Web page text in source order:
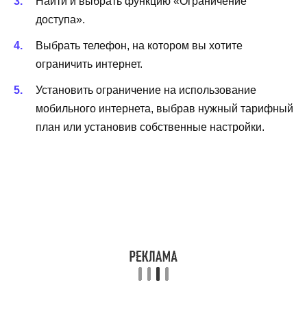
доступа».
Выбрать телефон, на котором вы хотите
ограничить интернет.
Установить ограничение на использование
мобильного интернета, выбрав нужный тарифный
план или установив собственные настройки.